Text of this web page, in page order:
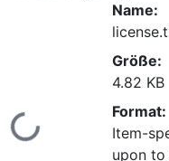
Lade...
Name:
Größe:
4.82 KB
Format:
Item-
upon to